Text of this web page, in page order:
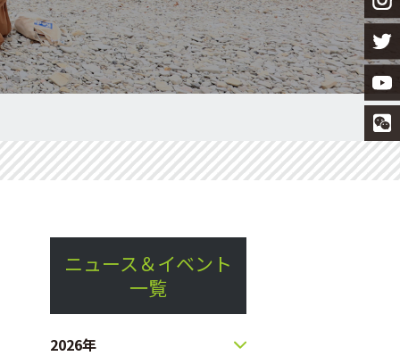
ニュース＆イベント
一覧
2026年